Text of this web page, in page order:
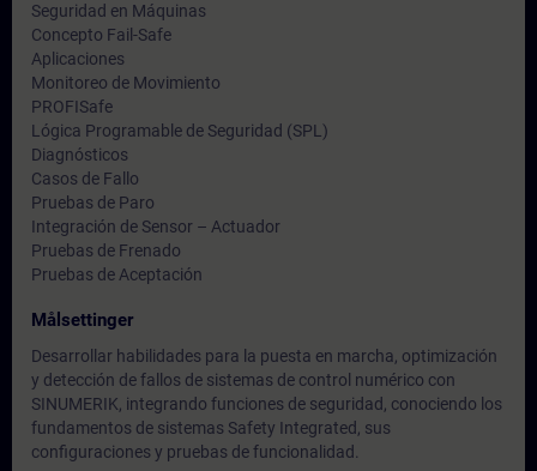
Seguridad en Máquinas
Concepto Fail-Safe
Aplicaciones
Monitoreo de Movimiento
PROFISafe
Lógica Programable de Seguridad (SPL)
Diagnósticos
Casos de Fallo
Pruebas de Paro
Integración de Sensor – Actuador
Pruebas de Frenado
Pruebas de Aceptación
Målsettinger
Desarrollar habilidades para la puesta en marcha, optimización
y detección de fallos de sistemas de control numérico con
SINUMERIK, integrando funciones de seguridad, conociendo los
fundamentos de sistemas Safety Integrated, sus
configuraciones y pruebas de funcionalidad.